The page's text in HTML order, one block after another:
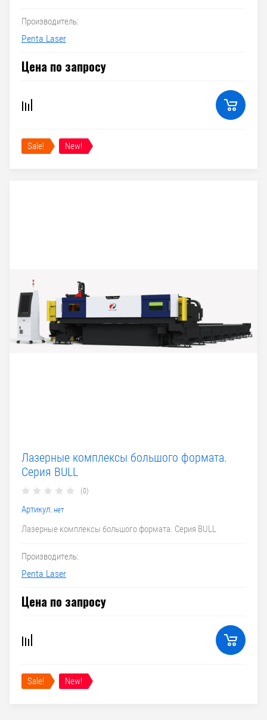
Производитель:
Penta Laser
Цена по запросу
Sale! New!
Лазерные комплексы большого формата.
Серия BULL
(0)
Артикул: нет
Лазерные комплексы большого формата. Серия BULL
Производитель:
Penta Laser
Цена по запросу
Sale! New!